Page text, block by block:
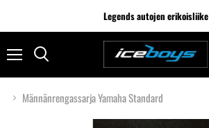
Legends autojen erikoisliike
Männänrengassarja Yamaha Standard